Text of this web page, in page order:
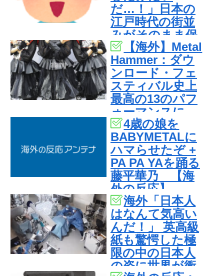
感じがしな
い・・・」「あ
れがまさに経験
値である」
だ…！」日本の
江戸時代の街並
みがそのまま保
存されている貴
重な場所と
は・・・？【海
外の反応】
【海外】Metal
Hammer：ダウ
ンロード・フェ
スティバル史上
最高の13のパフ
ォーマンスに
BABYMETAL
4歳の娘を
BABYMETALに
ハマらせたぞ +
PA PA YAを踊る
藤平華乃 【海
外の反応】
海外「日本人
はなんて気高い
んだ！」 英高級
紙も驚愕した極
限の中の日本人
の姿に世界が衝